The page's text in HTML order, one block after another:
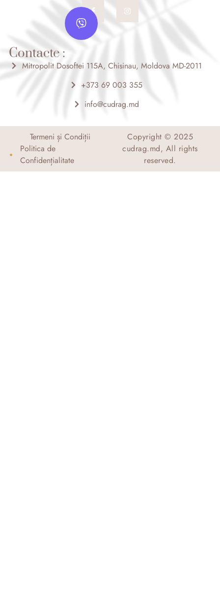
a
c
b
o
-
f
n
s
t
m
V
i
b
e
Contacte :
Mitropolit Dosoftei 115A, Chisinau, Moldova MD-2011
+373 69 003 355
info@cudrag.md
Termeni și Condiții
Politica de
Confidențialitate
Copyright © 2025
cudrag.md, All rights
reserved.